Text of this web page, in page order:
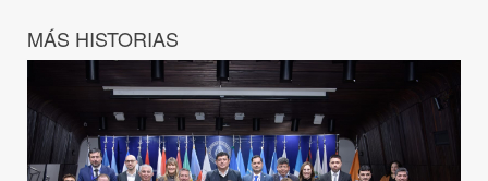
MÁS HISTORIAS